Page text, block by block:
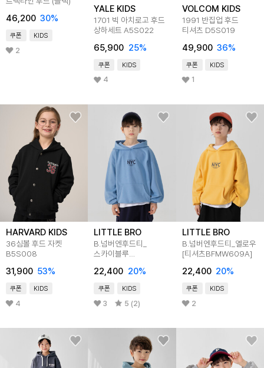
46,200 30%
쿠폰 KIDS
2
YALE KIDS
1701 빅 아치로고 후드
상하세트 A5S022
65,900 25%
쿠폰 KIDS
4
VOLCOM KIDS
1991 반집업 후드
티셔츠 D5S019
49,900 36%
쿠폰 KIDS
1
HARVARD KIDS
36심볼 후드 자켓
B5S008
31,900 53%
쿠폰 KIDS
4
LITTLE BRO
B.넘버엔후드티_
스카이블루
22,400 20%
쿠폰 KIDS
3 5 (2)
LITTLE BRO
B.넘버엔후드티_옐로우
[티셔츠BFMW609A]
22,400 20%
쿠폰 KIDS
2